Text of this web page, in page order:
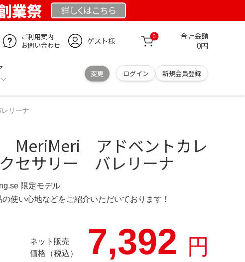
業祭 詳しくはこちら
ご利用案内
お問い合わせ
ゲスト様 0 合計金額
0円
変更 ログイン 新規会員登録
リーナ
MeriMeri アドベントカレ
セサリー バレリーナ
限定モデル
使い心地などをご紹介いただいております！
ネット販売
価格（税込）
7,392 円